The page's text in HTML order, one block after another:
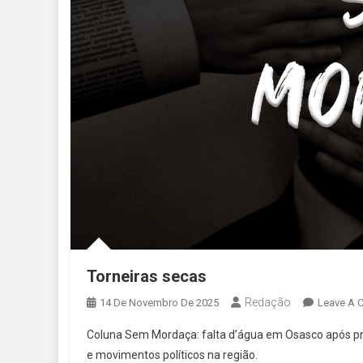
Torneiras secas
14 De Novembro De 2025 Redação Leave A
Coluna Sem Mordaça: falta d’água em Osasco após
e movimentos políticos na região.